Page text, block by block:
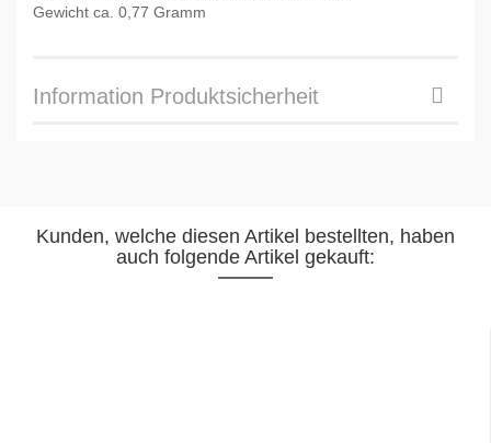
Gewicht ca. 0,77 Gramm
Information Produktsicherheit
Kunden, welche diesen Artikel bestellten, haben
auch folgende Artikel gekauft: